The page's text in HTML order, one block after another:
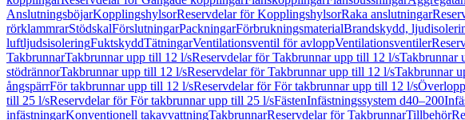
AnslutningsböjarKopplingshylsorReservdelar för KopplingshylsorRaka anslutningar
rörklammrarStödskalFörslutningarPackningarFörbrukningsmaterialBrandskydd,
luftljudsisoleringFuktskyddTätningarVentilationsventil för avloppVentilationsventiler
TakbrunnarTakbrunnar upp till 12 l/sReservdelar för Takbrunnar upp till 12 l/sTakbrunnar
stödrännorTakbrunnar upp till 12 l/sReservdelar för Takbrunnar upp till 12 l/sTakbrunnar
ångspärrFör takbrunnar upp till 12 l/sReservdelar för För takbrunnar upp till 12 l/sÖverlopp
till 25 l/sReservdelar för För takbrunnar upp till 25 l/sFästenInfästningssystem d40–200
infästningarKonventionell takavvattningTakbrunnarReservdelar för TakbrunnarTillbehör